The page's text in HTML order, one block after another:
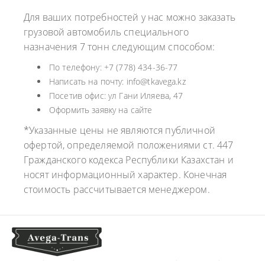
Для ваших потребностей у нас можно заказать
грузовой автомобиль специального
назначения 7 тонн следующим способом:
По телефону: +7 (778) 434-36-77
Написать на почту: info@tkavega.kz
Посетив офис: ул Гани Иляева, 47
Оформить заявку на сайте
*Указанные цены не являются публичной
офертой, определяемой положениями ст. 447
Гражданского кодекса Республики Казахстан и
носят информационный характер. Конечная
стоимость рассчитывается менеджером.